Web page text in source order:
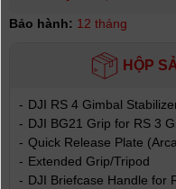
Bảo hành: 12 tháng
HỘP
- DJI RS 4 Gimbal
- DJI BG21 Grip for RS 3
- Quick Release Plate
- Extended Grip/Tripod
- DJI Briefcase Handle for